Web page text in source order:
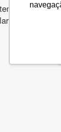
os
banner,